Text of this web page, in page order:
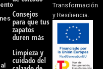
Consejos
para que tus
zapatos
duren más
Limpieza y
cuidado del
Transformación
y Resiliencia.